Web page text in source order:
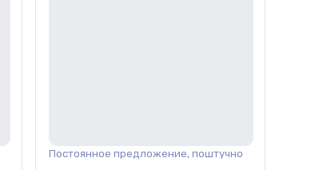
Постоянное предложение, поштучно